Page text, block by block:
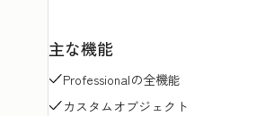
主な機能
Professionalの全機能
カスタムオブジェクト